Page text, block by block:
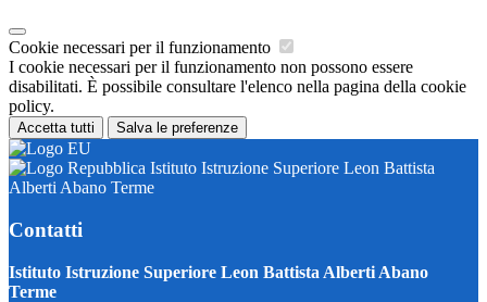
Cookie necessari per il funzionamento
I cookie necessari per il funzionamento non possono essere
disabilitati. È possibile consultare l'elenco nella pagina della cookie
policy.
Accetta tutti Salva le preferenze
Istituto Istruzione Superiore Leon Battista
Alberti Abano Terme
Contatti
Istituto Istruzione Superiore Leon Battista Alberti Abano
Terme